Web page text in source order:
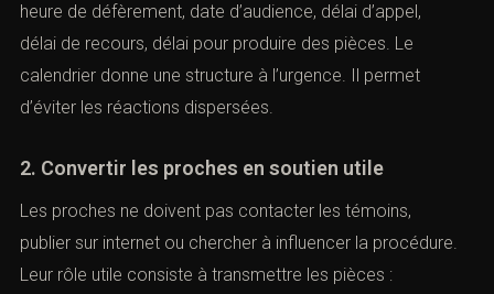
heure de défèrement, date d’audience, délai d’appel,
délai de recours, délai pour produire des pièces. Le
calendrier donne une structure à l’urgence. Il permet
d’éviter les réactions dispersées.
2. Convertir les proches en soutien utile
Les proches ne doivent pas contacter les témoins,
publier sur internet ou chercher à influencer la procédure.
Leur rôle utile consiste à transmettre les pièces :